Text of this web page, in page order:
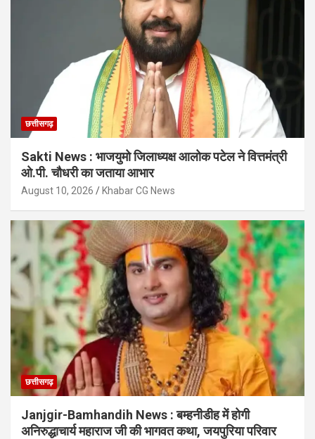
छत्तीसगढ़
Sakti News : भाजयुमो जिलाध्यक्ष आलोक पटेल ने वित्तमंत्री
ओ.पी. चौधरी का जताया आभार
August 10, 2026 Khabar CG News
छत्तीसगढ़
Janjgir-Bamhandih News : बम्हनीडीह में होगी
अनिरुद्धाचार्य महाराज जी की भागवत कथा, जयपुरिया परिवार